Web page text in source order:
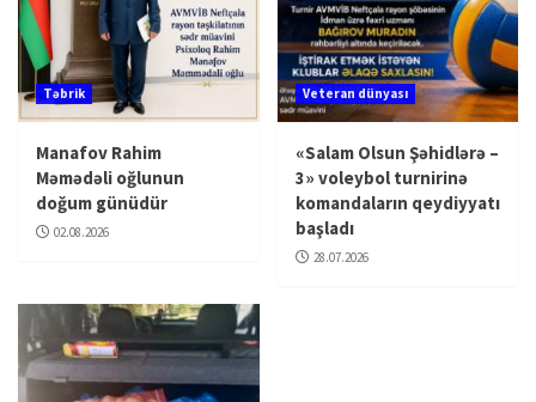
Təbrik
Manafov Rahim
Məmədəli oğlunun
doğum günüdür
02.08.2026
Veteran dünyası
«Salam Olsun Şəhidlərə –
3» voleybol turnirinə
komandaların qeydiyyatı
başladı
28.07.2026